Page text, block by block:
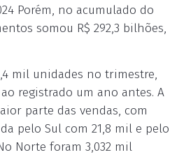
Porém, no acumulado do
somou R$ 292,3 bilhões,
mil unidades no trimestre,
registrado um ano antes. A
parte das vendas, com
pelo Sul com 21,8 mil e pelo
Norte foram 3,032 mil